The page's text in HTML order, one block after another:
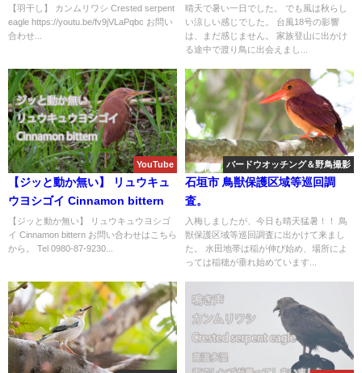
【羽干し】 カンムリワシ Crested serpent
eagle https://youtu.be/fv9jVLaPqbc お問い
合わせ...
鳥撮影。
晴天で暑い一日でした。 でも風は秋らし
い涼しい感じでした。 台風18号の影響
は、まだ感じません。 家族登山に出かけ
る途中で渡り鳥に出会えまし...
YouTube
【ジッと動か無い】 リュウキュ
ウヨシゴイ Cinnamon bittern
【ジッと動か無い】 リュウキュウヨシゴ
イ Cinnamon bittern お問い合わせはこちら
から。 Tel 0980-87-9230...
バードウオッチング＆野鳥撮影
石垣市 鳥獣保護区域等巡回調
査。
入梅しましたが、今日も晴天猛暑！！ 鳥
獣保護区域等巡回調査に出かけて来まし
た。 水田地帯は稲が伸び始め、場所によ
っては稲穂が垂れ始めています...